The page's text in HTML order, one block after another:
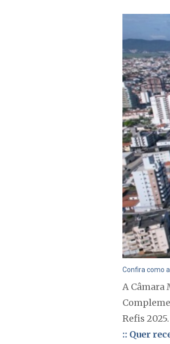
Confira como
A Câmara
Refis 2025.
:: Quer